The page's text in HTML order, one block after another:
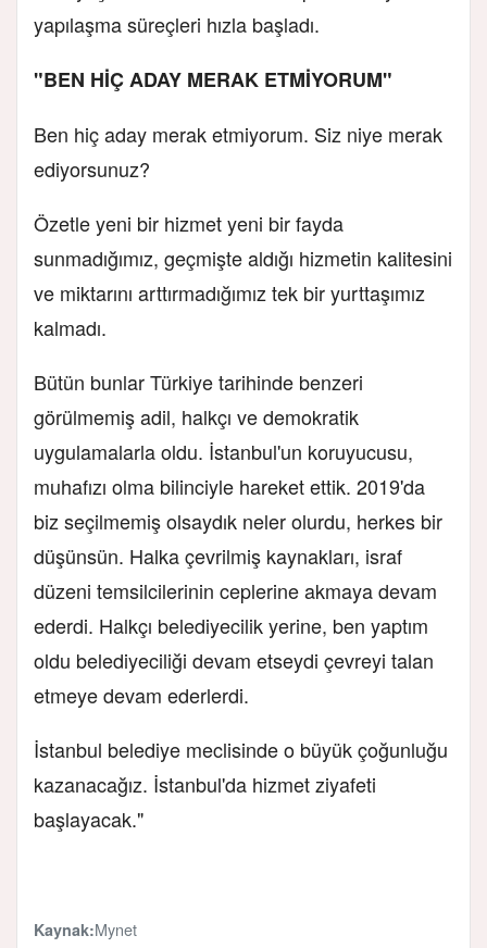
yapılaşma süreçleri hızla başladı.
"BEN HİÇ ADAY MERAK ETMİYORUM"
Ben hiç aday merak etmiyorum. Siz niye merak
ediyorsunuz?
Özetle yeni bir hizmet yeni bir fayda
sunmadığımız, geçmişte aldığı hizmetin kalitesini
ve miktarını arttırmadığımız tek bir yurttaşımız
kalmadı.
Bütün bunlar Türkiye tarihinde benzeri
görülmemiş adil, halkçı ve demokratik
uygulamalarla oldu. İstanbul'un koruyucusu,
muhafızı olma bilinciyle hareket ettik. 2019'da
biz seçilmemiş olsaydık neler olurdu, herkes bir
düşünsün. Halka çevrilmiş kaynakları, israf
düzeni temsilcilerinin ceplerine akmaya devam
ederdi. Halkçı belediyecilik yerine, ben yaptım
oldu belediyeciliği devam etseydi çevreyi talan
etmeye devam ederlerdi.
İstanbul belediye meclisinde o büyük çoğunluğu
kazanacağız. İstanbul'da hizmet ziyafeti
başlayacak."
Kaynak:Mynet